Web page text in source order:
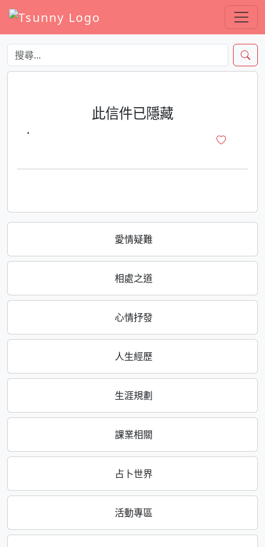
愛情疑難
相處之道
心情抒發
人生經歷
生涯規劃
課業相關
占卜世界
活動專區
此信件已隱藏
·